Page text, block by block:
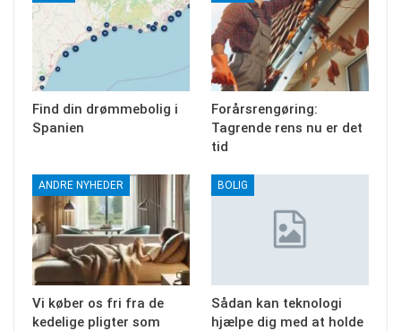
Find din drømmebolig i
Spanien
Forårsrengøring:
Tagrende rens nu er det
tid
ANDRE NYHEDER
Vi køber os fri fra de
kedelige pligter som
BOLIG
Sådan kan teknologi
hjælpe dig med at holde